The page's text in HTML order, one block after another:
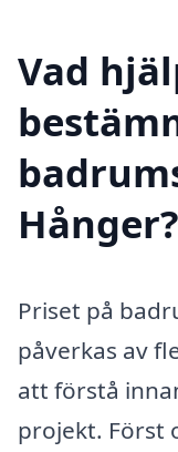
Vad
Hånger?
Priset på
påverkas av
att förstå
projekt. Först